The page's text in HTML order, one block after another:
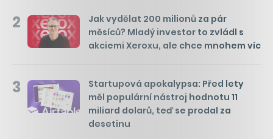
2
Jak vydělat 200 milionů za pár
měsíců? Mladý investor to zvládl s
akciemi Xeroxu, ale chce mnohem víc
3
Startupová apokalypsa: Před lety
měl populární nástroj hodnotu 11
miliard dolarů, teď se prodal za
desetinu